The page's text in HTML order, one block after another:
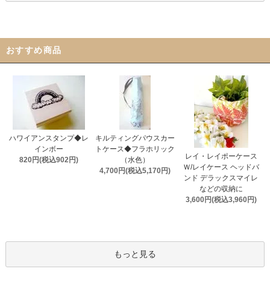
おすすめ商品
ハワイアンスタンプ◆レ
インボー
820円(税込902円)
キルティングパウスカー
トケース◆フラホリック
（水色）
4,700円(税込5,170円)
レイ・レイポーケース
Ｗ/レイケース ヘッドバ
ンド デラックスマイレ
などの収納に
3,600円(税込3,960円)
もっと見る